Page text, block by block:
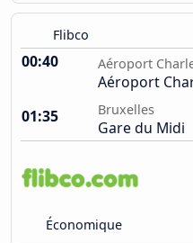
Flibco
00:40 Aéroport
Aéroport
01:35
Bruxelles
Gare du Midi
Économique